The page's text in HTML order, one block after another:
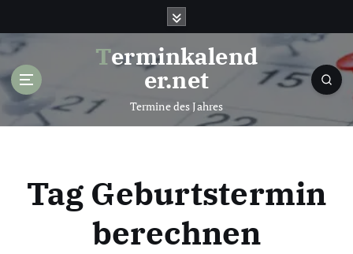
t
Terminkalend
er.net
Termine des Jahres
Tag Geburtstermin
berechnen